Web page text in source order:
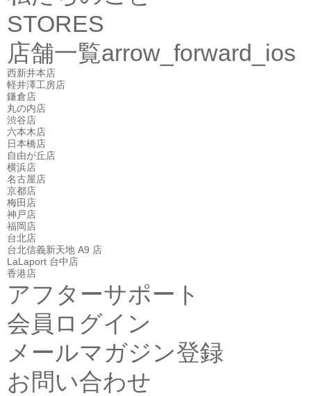
STORES
店舗一覧arrow_forward_ios
西新井本店
軽井澤工房店
鎌倉店
丸の内店
渋谷店
六本木店
日本橋店
自由が丘店
横浜店
名古屋店
京都店
梅田店
神戸店
福岡店
台北店
台北信義新天地 A9 店
LaLaport 台中店
香港店
アフターサポート
会員ログイン
メールマガジン登録
お問い合わせ